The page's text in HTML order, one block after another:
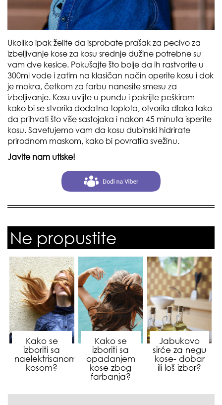
Ukoliko ipak želite da isprobate prašak za pecivo za
izbeljivanje kose za kosu srednje dužine potrebne su
vam dve kesice. Pokušajte što bolje da ih rastvorite u
300ml vode i zatim na klasičan način operite kosu i dok
je mokra, četkom za farbu nanesite smesu za
izbeljivanje. Kosu uvijte u punđu i pokrijte peškirom
kako bi se stvorila dodatna toplota, otvorila dlaka tako
da prihvati što više sastojaka i nakon 45 minuta isperite
kosu. Savetujemo vam da kosu dubinski hidrirate
prirodnom maskom, kako bi povratila svežinu.
Javite nam utiske!
Ne propustite
Kako se
izboriti sa
naelektrisanom
kosom?
Kako se
izboriti sa
opadanjem
kose zbog
farbanja?
Jabukovo
sirće za negu
kose- dobar
ili loš izbor?